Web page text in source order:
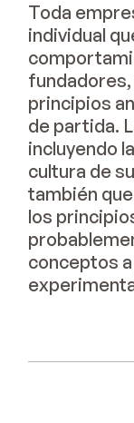
Toda
individual
principios
de partida.
incluyendo
cultura de
también
los
conceptos